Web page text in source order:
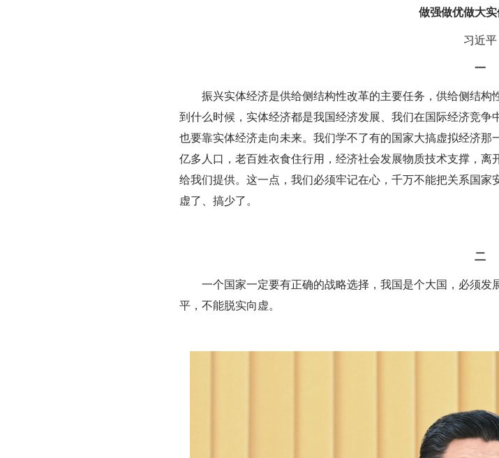
做强做优做大
习近平
一
振兴实体经济是供给侧结构性改革的主要任务，供给侧结
到什么时候，实体经济都是我国经济发展、我们在国际经济竞争
也要靠实体经济走向未来。我们学不了有的国家大搞虚拟经济
亿多人口，老百姓衣食住行用，经济社会发展物质技术支撑，
给我们提供。这一点，我们必须牢记在心，千万不能把关系国
虚了、搞少了。
二
一个国家一定要有正确的战略选择，我国是个大国，必须
平，不能脱实向虚。